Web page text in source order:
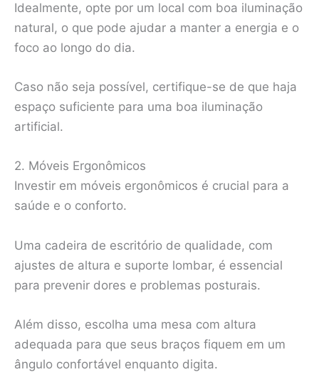
Idealmente, opte por um local com boa iluminação
natural, o que pode ajudar a manter a energia e o
foco ao longo do dia.
Caso não seja possível, certifique-se de que haja
espaço suficiente para uma boa iluminação
artificial.
2. Móveis Ergonômicos
Investir em móveis ergonômicos é crucial para a
saúde e o conforto.
Uma cadeira de escritório de qualidade, com
ajustes de altura e suporte lombar, é essencial
para prevenir dores e problemas posturais.
Além disso, escolha uma mesa com altura
adequada para que seus braços fiquem em um
ângulo confortável enquanto digita.